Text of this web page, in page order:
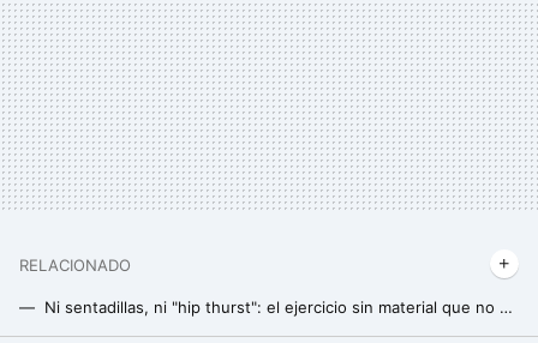
RELACIONADO
Ni sentadillas, ni "hip thurst": el ejercicio sin material que no puede faltar para darle forma a tus glúteos